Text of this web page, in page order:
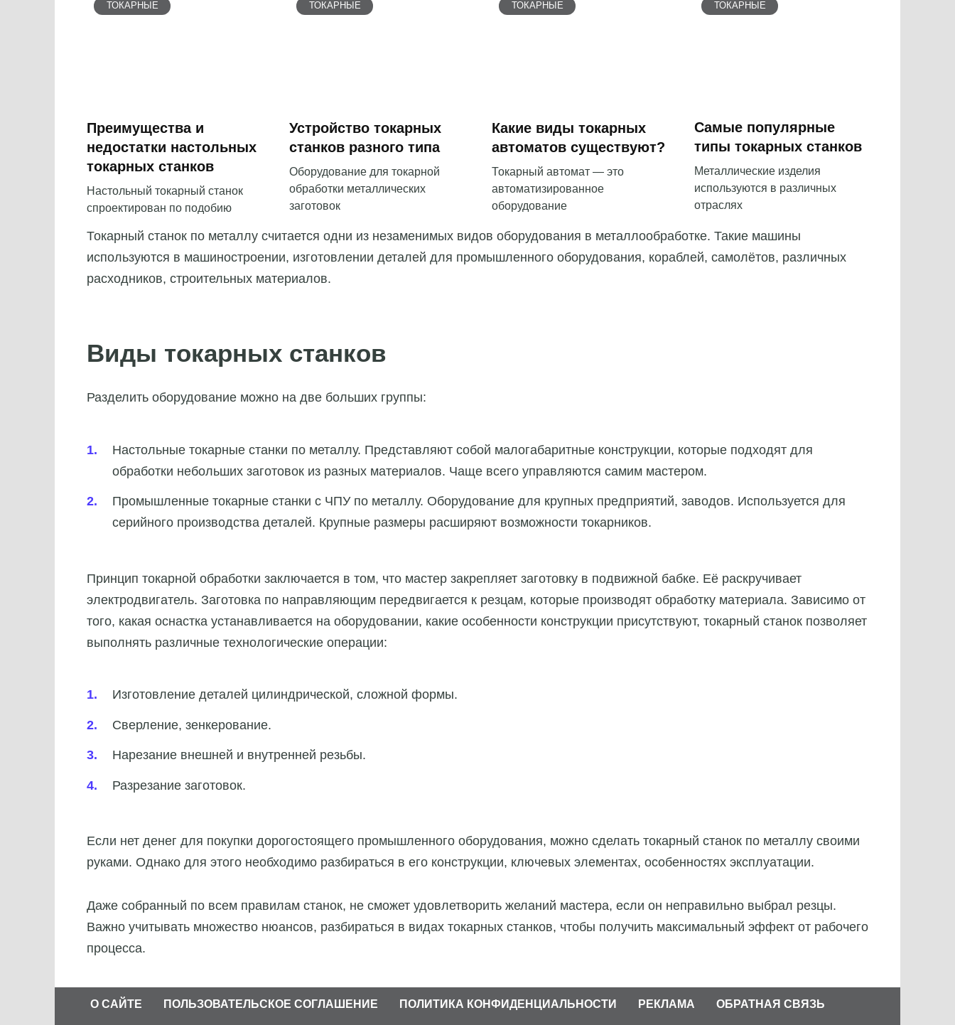
ТОКАРНЫЕ
Преимущества и
недостатки настольных
токарных станков
Настольный токарный станок
спроектирован по подобию
ТОКАРНЫЕ
Устройство токарных
станков разного типа
Оборудование для токарной
обработки металлических
заготовок
ТОКАРНЫЕ
Какие виды токарных
автоматов существуют?
Токарный автомат — это
автоматизированное
оборудование
ТОКАРНЫЕ
Самые популярные
типы токарных станков
Металлические изделия
используются в различных
отраслях
Токарный станок по металлу считается одни из незаменимых видов оборудования в металлообработке. Такие машины
используются в машиностроении, изготовлении деталей для промышленного оборудования, кораблей, самолётов, различных
расходников, строительных материалов.
Виды токарных станков
Разделить оборудование можно на две больших группы:
Настольные токарные станки по металлу. Представляют собой малогабаритные конструкции, которые подходят для
обработки небольших заготовок из разных материалов. Чаще всего управляются самим мастером.
Промышленные токарные станки с ЧПУ по металлу. Оборудование для крупных предприятий, заводов. Используется для
серийного производства деталей. Крупные размеры расширяют возможности токарников.
Принцип токарной обработки заключается в том, что мастер закрепляет заготовку в подвижной бабке. Её раскручивает
электродвигатель. Заготовка по направляющим передвигается к резцам, которые производят обработку материала. Зависимо от
того, какая оснастка устанавливается на оборудовании, какие особенности конструкции присутствуют, токарный станок позволяет
выполнять различные технологические операции:
Изготовление деталей цилиндрической, сложной формы.
Сверление, зенкерование.
Нарезание внешней и внутренней резьбы.
Разрезание заготовок.
Если нет денег для покупки дорогостоящего промышленного оборудования, можно сделать токарный станок по металлу своими
руками. Однако для этого необходимо разбираться в его конструкции, ключевых элементах, особенностях эксплуатации.
Даже собранный по всем правилам станок, не сможет удовлетворить желаний мастера, если он неправильно выбрал резцы.
Важно учитывать множество нюансов, разбираться в видах токарных станков, чтобы получить максимальный эффект от рабочего
процесса.
О САЙТЕ ПОЛЬЗОВАТЕЛЬСКОЕ СОГЛАШЕНИЕ ПОЛИТИКА КОНФИДЕНЦИАЛЬНОСТИ РЕКЛАМА ОБРАТНАЯ СВЯЗЬ